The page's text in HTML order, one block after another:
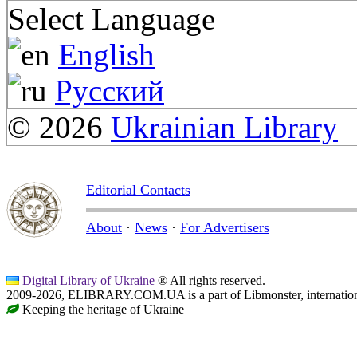
Select Language
English
Русский
© 2026 Ukrainian Library
Editorial Contacts
About · News · For Advertisers
Digital Library of Ukraine ® All rights reserved.
2009-2026, ELIBRARY.COM.UA is a part of Libmonster,
Keeping the heritage of Ukraine